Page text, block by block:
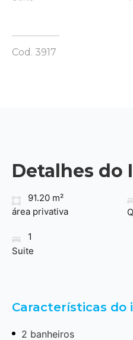
Cod. 3917
Detalhes do
91.20 m²
área privativa
1
Suite
Características do
2 banheiros